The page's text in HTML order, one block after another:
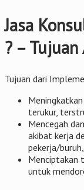
Jasa
? –
Tujuan dari
terukur,
Mencegah
akibat kerja
pekerja/
Menciptakan
untuk